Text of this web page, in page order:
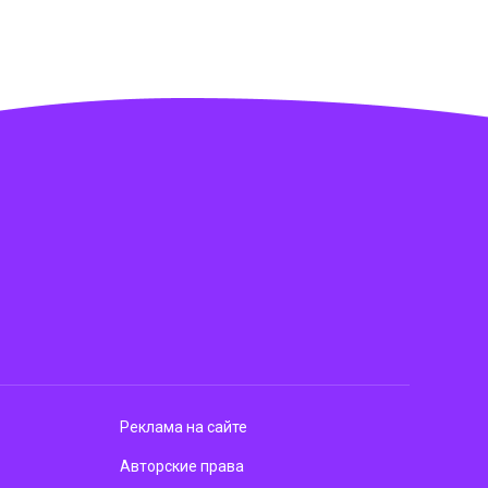
Реклама на сайте
Авторские права